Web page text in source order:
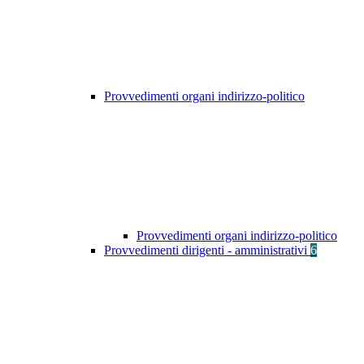
Provvedimenti organi indirizzo-politico
Provvedimenti organi indirizzo-politico
Provvedimenti dirigenti - amministrativi 6